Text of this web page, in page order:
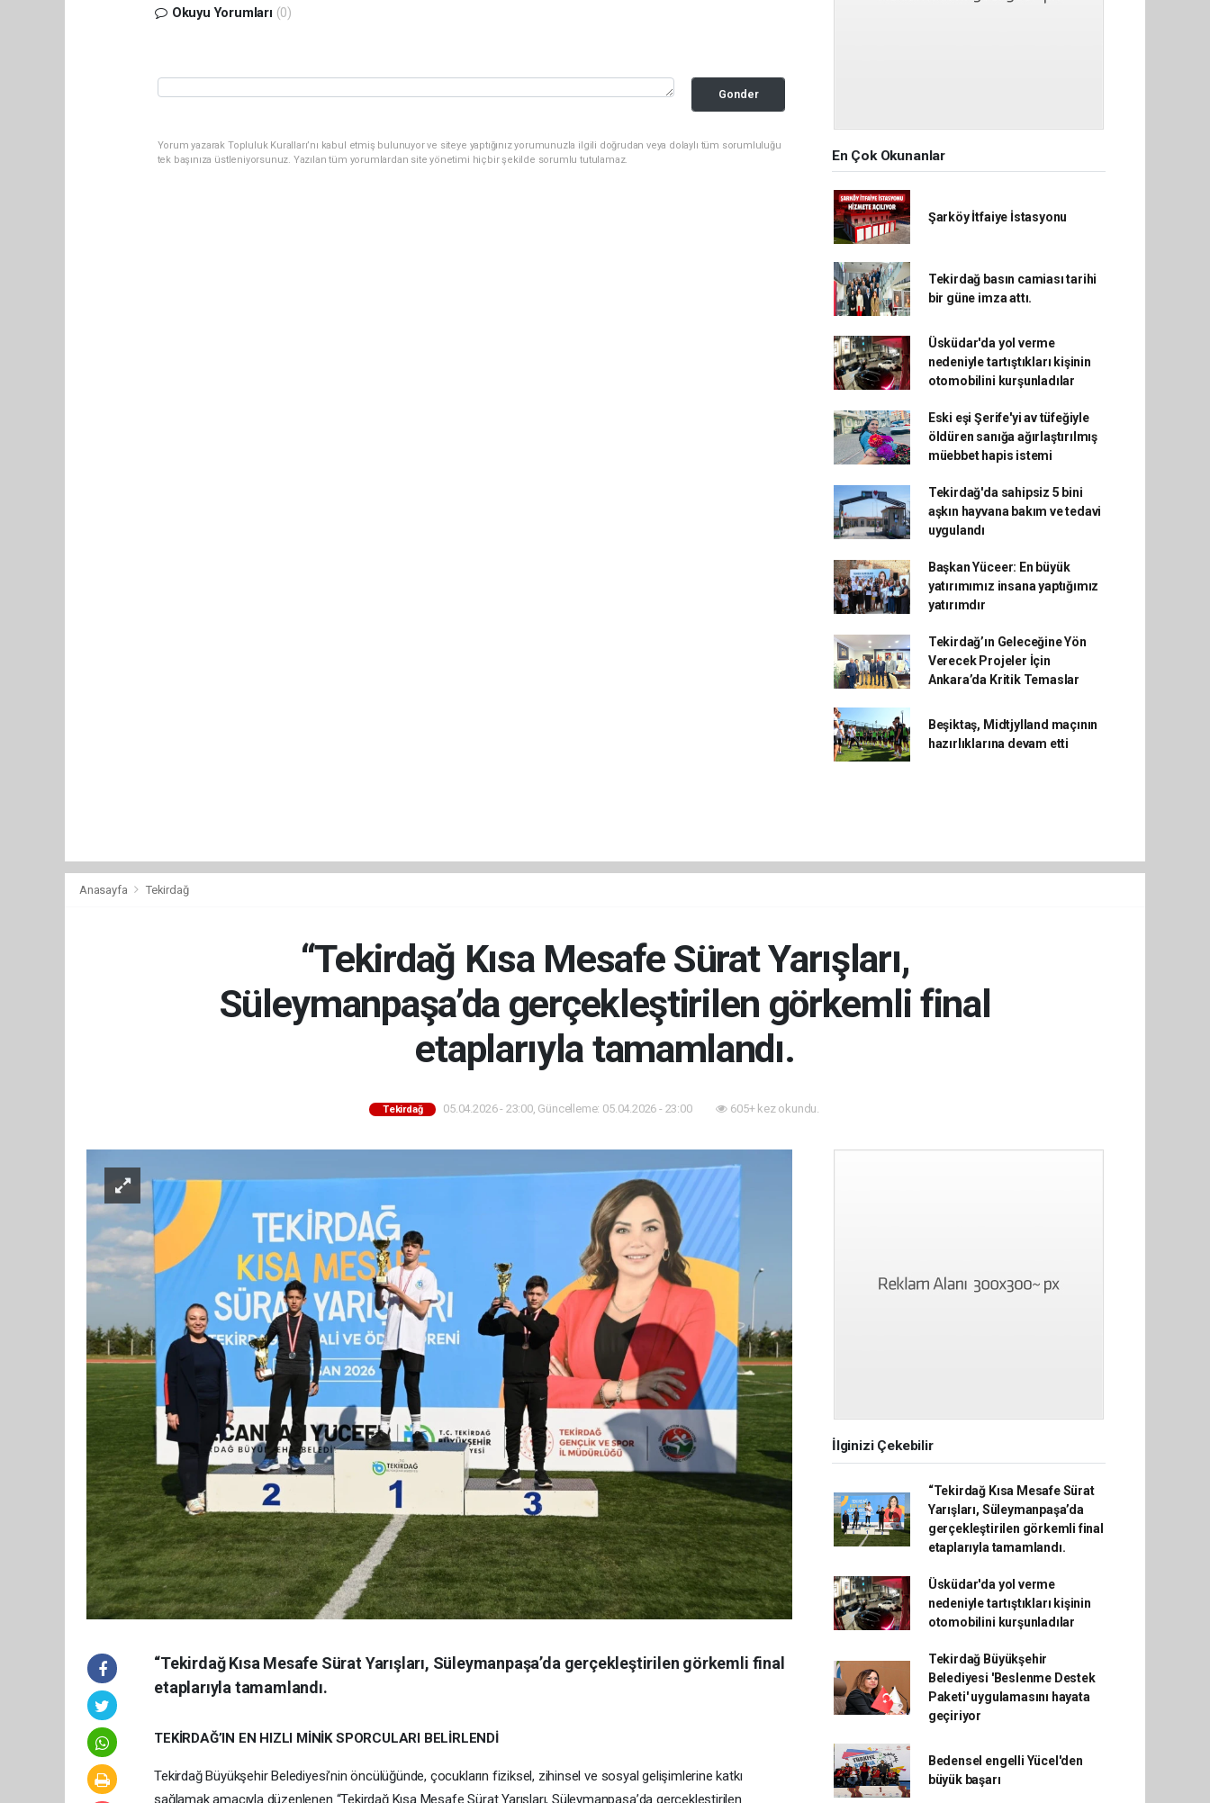
Okuyu Yorumları (0)
Gonder
Yorum yazarak Topluluk Kuralları’nı kabul etmiş bulunuyor ve siteye yaptığınız yorumunuzla ilgili doğrudan veya dolaylı tüm sorumluluğu
tek başınıza üstleniyorsunuz. Yazılan tüm yorumlardan site yönetimi hiçbir şekilde sorumlu tutulamaz.
En Çok Okunanlar
Şarköy İtfaiye İstasyonu
Tekirdağ basın camiası tarihi
bir güne imza attı.
Üsküdar'da yol verme
nedeniyle tartıştıkları kişinin
otomobilini kurşunladılar
Eski eşi Şerife'yi av tüfeğiyle
öldüren sanığa ağırlaştırılmış
müebbet hapis istemi
Tekirdağ'da sahipsiz 5 bini
aşkın hayvana bakım ve tedavi
uygulandı
Başkan Yüceer: En büyük
yatırımımız insana yaptığımız
yatırımdır
Tekirdağ’ın Geleceğine Yön
Verecek Projeler İçin
Ankara’da Kritik Temaslar
Beşiktaş, Midtjylland maçının
hazırlıklarına devam etti
Anasayfa Tekirdağ
“Tekirdağ Kısa Mesafe Sürat Yarışları,
Süleymanpaşa’da gerçekleştirilen görkemli final
etaplarıyla tamamlandı.
Tekirdağ 05.04.2026 - 23:00, Güncelleme: 05.04.2026 - 23:00 605+ kez okundu.
“Tekirdağ Kısa Mesafe Sürat Yarışları, Süleymanpaşa’da gerçekleştirilen görkemli final
etaplarıyla tamamlandı.
TEKİRDAĞ’IN EN HIZLI MİNİK SPORCULARI BELİRLENDİ
Tekirdağ Büyükşehir Belediyesi’nin öncülüğünde, çocukların fiziksel, zihinsel ve sosyal gelişimlerine katkı
sağlamak amacıyla düzenlenen “Tekirdağ Kısa Mesafe Sürat Yarışları, Süleymanpaşa’da gerçekleştirilen
İlginizi Çekebilir
“Tekirdağ Kısa Mesafe Sürat
Yarışları, Süleymanpaşa’da
gerçekleştirilen görkemli final
etaplarıyla tamamlandı.
Üsküdar'da yol verme
nedeniyle tartıştıkları kişinin
otomobilini kurşunladılar
Tekirdağ Büyükşehir
Belediyesi 'Beslenme Destek
Paketi' uygulamasını hayata
geçiriyor
Bedensel engelli Yücel'den
büyük başarı